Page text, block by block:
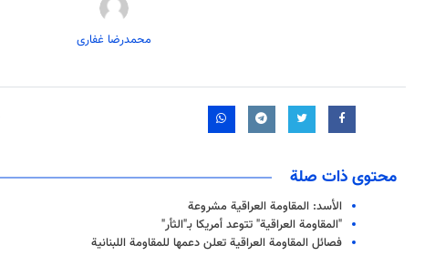
محمدرضا غفاری
محتوى ذات صلة
الأسد: المقاومة العراقية مشروعة
"المقاومة العراقية" تتوعد أمريكا بـ"الثأر"
فصائل المقاومة العراقية تعلن دعمها للمقاومة اللبنانية